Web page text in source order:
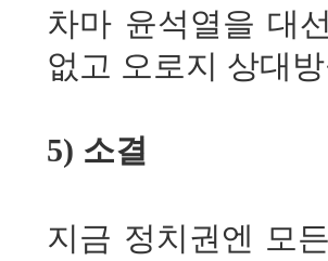
차마 윤석열을 대
없고 오로지 상대
5) 소결
지금 정치권엔 모